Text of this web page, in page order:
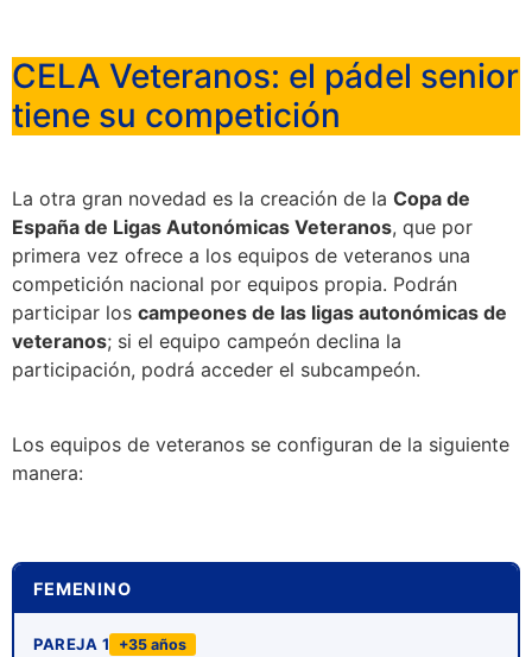
CELA Veteranos: el pádel senior
tiene su competición
La otra gran novedad es la creación de la Copa de
España de Ligas Autonómicas Veteranos, que por
primera vez ofrece a los equipos de veteranos una
competición nacional por equipos propia. Podrán
participar los campeones de las ligas autonómicas de
veteranos; si el equipo campeón declina la
participación, podrá acceder el subcampeón.
Los equipos de veteranos se configuran de la siguiente
manera:
FEMENINO
PAREJA 1 +35 años